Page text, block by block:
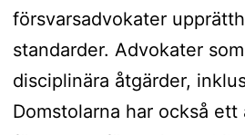
försvarsadvokater
standarder. Advokater
disciplinära åtgärder,
Domstolarna har också